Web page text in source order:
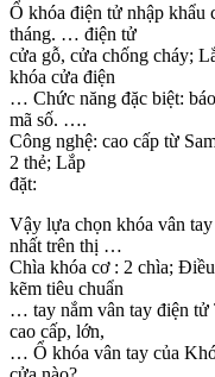
Ổ khóa điện tử nhập khẩu
tháng. … điện tử
cửa gỗ, cửa chống cháy;
khóa cửa điện
… Chức năng đặc biệt:
mã số. ….
Công nghệ: cao cấp từ
2 thẻ; Lắp
đặt:
Vậy lựa chọn khóa vân
nhất trên thị …
Chìa khóa cơ : 2 chìa;
kẽm tiêu chuẩn
… tay nắm vân tay điện
cao cấp, lớn,
… Ổ khóa vân tay của